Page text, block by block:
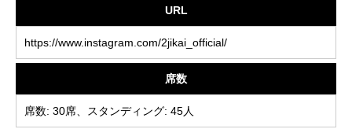
URL
https://www.instagram.com/2jikai_official/
席数
席数: 30席、スタンディング: 45人